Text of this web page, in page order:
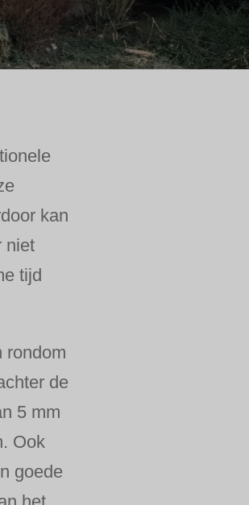
kan
niet
tijd
rondom
de
5 mm
Ook
goede